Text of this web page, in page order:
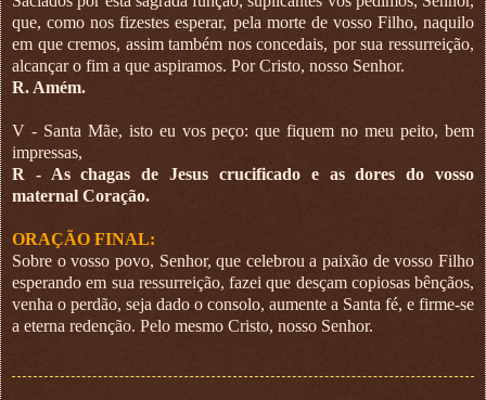
que, como nos fizestes esperar, pela morte de vosso Filho, naquilo
em que cremos, assim também nos concedais, por sua ressurreição,
alcançar o fim a que aspiramos. Por Cristo, nosso Senhor.
R. Amém.
V - Santa Mãe, isto eu vos peço: que fiquem no meu peito, bem
impressas,
R - As chagas de Jesus crucificado e as dores do vosso
maternal Coração.
ORAÇÃO FINAL:
Sobre o vosso povo, Senhor, que celebrou a paixão de vosso Filho
esperando em sua ressurreição, fazei que desçam copiosas bênçãos,
venha o perdão, seja dado o consolo, aumente a Santa fé, e firme-se
a eterna redenção. Pelo mesmo Cristo, nosso Senhor.